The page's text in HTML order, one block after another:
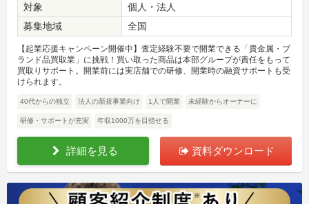
対象
個人・法人
募集地域
全国
【起業応援キャンペーン開催中】査定経験不要で開業できる「貴金属・ブ
ランド品買取業」に挑戦！買い取った商品は本部グループが責任をもって
買取りサポート。開業前には実店舗での研修、開業時の融資サポートも受
けられます。
40代からの独立 法人の新規事業向け 1人で開業 未経験からオーナーに
研修・サポートが充実 年収1000万を目指せる
詳細を見る 資料ダウンロード